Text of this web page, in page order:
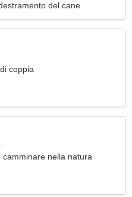
del cane
coppia
camminare nella natura